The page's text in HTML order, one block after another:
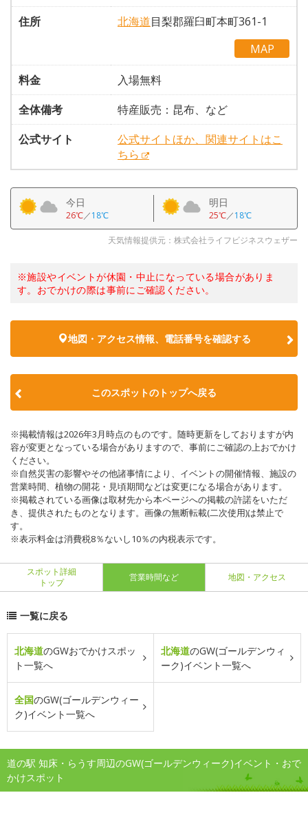
住所
北海道目梨郡羅臼町本町361-1
MAP
料金
入場無料
全体備考
特産販売：昆布、など
公式サイト
公式サイトほか、関連サイトはこ
ちら
今日
26℃／18℃
明日
25℃／18℃
天気情報提供元：株式会社ライフビジネスウェザー
※施設やイベントが休園・中止になっている場合がありま
す。おでかけの際は事前にご確認ください。
地図・アクセス情報、電話番号を確認する
このスポットのトップへ戻る
※掲載情報は2026年3月時点のものです。随時更新をしておりますが内
容が変更となっている場合がありますので、事前にご確認の上おでかけ
ください。
※自然災害の影響やその他諸事情により、イベントの開催情報、施設の
営業時間、植物の開花・見頃期間などは変更になる場合があります。
※掲載されている画像は取材先から本ページへの掲載の許諾をいただ
き、提供されたものとなります。画像の無断転載(二次使用)は禁止で
す。
※表示料金は消費税8％ないし10％の内税表示です。
スポット詳細
トップ
営業時間など 地図・アクセス
一覧に戻る
北海道のGWおでかけスポッ
ト一覧へ
北海道のGW(ゴールデンウィ
ーク)イベント一覧へ
全国のGW(ゴールデンウィー
ク)イベント一覧へ
道の駅 知床・らうす周辺のGW(ゴールデンウィーク)イベント・おで
かけスポット